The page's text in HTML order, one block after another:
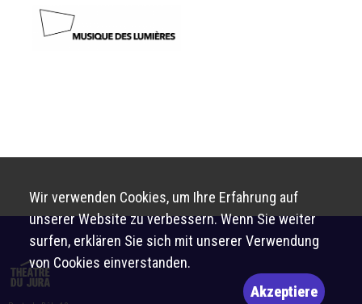
Wir verwenden Cookies, um Ihre Erfahrung auf
unserer Website zu verbessern. Wenn Sie weiter
surfen, erklären Sie sich mit unserer Verwendung
von Cookies einverstanden.
Akzeptiere